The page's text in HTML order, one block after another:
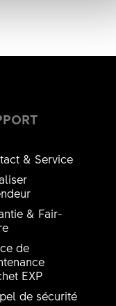
& Service
& Fair-
de
EXP
de sécurité